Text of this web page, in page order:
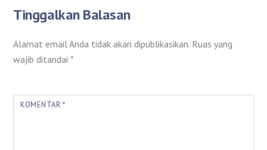
Tinggalkan Balasan
Alamat email Anda tidak akan dipublikasikan. Ruas yang
wajib ditandai*
KOMENTAR*